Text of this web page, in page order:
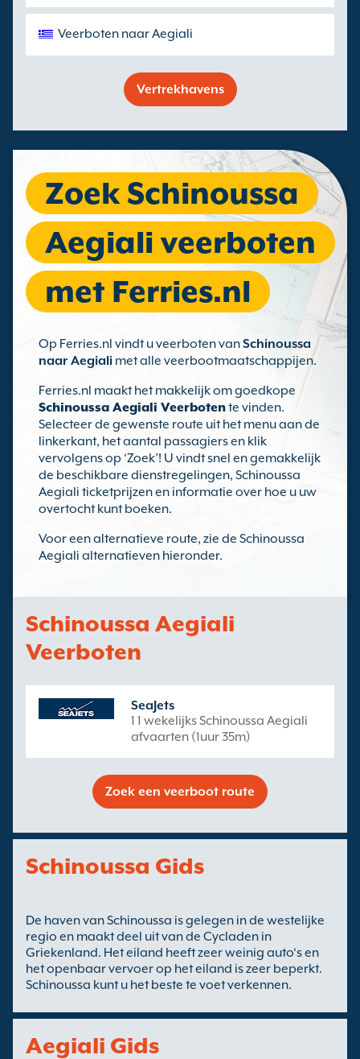
Veerboten naar Aegiali
Vertrekhavens
Zoek Schinoussa
Aegiali veerboten
met Ferries.nl
Op Ferries.nl vindt u veerboten vanSchinoussa
naar Aegiali met alle veerbootmaatschappijen.
Ferries.nl maakt het makkelijk om goedkope
Schinoussa Aegiali Veerbotente vinden.
Selecteer de gewenste route uit het menu aan de
linkerkant, het aantal passagiers en klik
vervolgens op ‘Zoek’! U vindt snel en gemakkelijk
de beschikbare dienstregelingen, Schinoussa
Aegiali ticketprijzen en informatie over hoe u uw
overtocht kunt boeken.
Voor een alternatieve route, zie de Schinoussa
Aegiali alternatieven hieronder.
Schinoussa Aegiali
Veerboten
SeaJets
1 1 wekelijks Schinoussa Aegiali
afvaarten (1uur 35m)
Zoek een veerboot route
Schinoussa Gids
De haven van Schinoussa is gelegen in de westelijke
regio en maakt deel uit van de Cycladen in
Griekenland. Het eiland heeft zeer weinig auto‘s en
het openbaar vervoer op het eiland is zeer beperkt.
Schinoussa kunt u het beste te voet verkennen.
Aegiali Gids